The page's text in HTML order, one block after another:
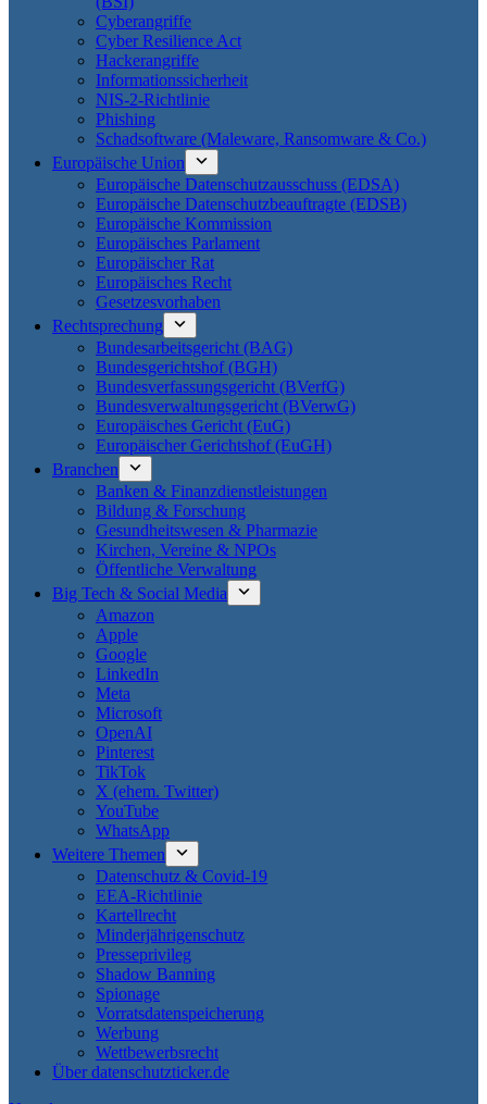
Cyberangriffe
Cyber Resilience Act
Hackerangriffe
Informationssicherheit
NIS-2-Richtlinie
Phishing
Schadsoftware (Maleware, Ransomware & Co.)
Europäische Union
Europäische Datenschutzausschuss (EDSA)
Europäische Datenschutzbeauftragte (EDSB)
Europäische Kommission
Europäisches Parlament
Europäischer Rat
Europäisches Recht
Gesetzesvorhaben
Rechtsprechung
Bundesarbeitsgericht (BAG)
Bundesgerichtshof (BGH)
Bundesverfassungsgericht (BVerfG)
Bundesverwaltungsgericht (BVerwG)
Europäisches Gericht (EuG)
Europäischer Gerichtshof (EuGH)
Branchen
Banken & Finanzdienstleistungen
Bildung & Forschung
Gesundheitswesen & Pharmazie
Kirchen, Vereine & NPOs
Öffentliche Verwaltung
Big Tech & Social Media
Amazon
Apple
Google
LinkedIn
Meta
Microsoft
OpenAI
Pinterest
TikTok
X (ehem. Twitter)
YouTube
WhatsApp
Weitere Themen
Datenschutz & Covid-19
EEA-Richtlinie
Kartellrecht
Minderjährigenschutz
Presseprivileg
Shadow Banning
Spionage
Vorratsdatenspeicherung
Werbung
Wettbewerbsrecht
Über datenschutzticker.de